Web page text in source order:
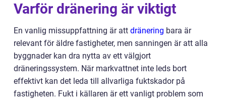
Varför dränering är viktigt
En vanlig missuppfattning är att dränering bara är
relevant för äldre fastigheter, men sanningen är att alla
byggnader kan dra nytta av ett välgjort
dräneringssystem. När markvattnet inte leds bort
effektivt kan det leda till allvarliga fuktskador på
fastigheten. Fukt i källaren är ett vanligt problem som